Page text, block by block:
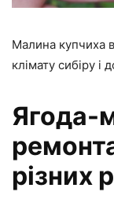
Малина купчиха
клімату сибіру і
Ягода-
різних